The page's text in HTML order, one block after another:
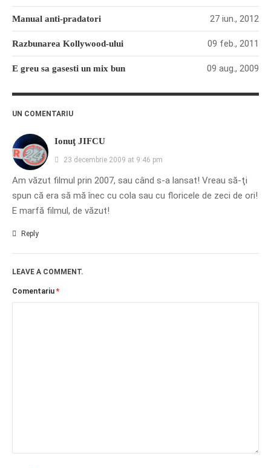
Filme-Carti.ro
Manual anti-pradatori 27 iun., 2012
Razbunarea Kollywood-ului 09 feb., 2011
E greu sa gasesti un mix bun 09 aug., 2009
UN COMENTARIU
Ionuţ JIFCU
23 decembrie 2009 at 9:46 pm
Am văzut filmul prin 2007, sau când s-a lansat! Vreau să-ţi
spun că era să mă înec cu cola sau cu floricele de zeci de ori!
E marfă filmul, de văzut!
Reply
LEAVE A COMMENT.
Comentariu *